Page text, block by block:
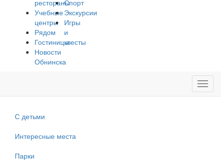
рестораны
Учебные
центры
Рядом
Гостиницы
Новости
Обнинска
Спорт
Экскурсии
Игры
и
квесты
С детьми
Интересные места
Парки